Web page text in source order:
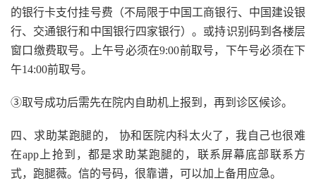
的银行卡支付挂号费（不局限于中国工商银行、中国建设银
行、交通银行和中国银行四家银行）。或持识别码到各楼层
窗口缴费取号。上午号必须在9:00前取号，下午号必须在下
午14:00前取号。
③取号成功后需先在院内自助机上报到，再到诊区候诊。
四、求助某跑腿的， 协和医院内科太火了，我自己也很难
在app上抢到，都是求助某跑腿的，联系屏幕底部联系方
式，跑腿薇。信的号码，很靠谱，可以加上备用应急。